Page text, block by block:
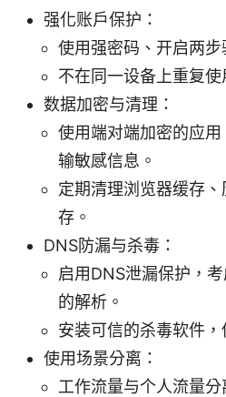
强化账户保护：
使用强密码、开启两步
不在同一设备上重复使
数据加密与清理：
使用端对端加密的应
输敏感信息。
定期清理浏览器缓存
存。
DNS防漏与杀毒：
启用DNS泄漏保护，
的解析。
安装可信的杀毒软件
使用场景分离：
工作流量与个人流量